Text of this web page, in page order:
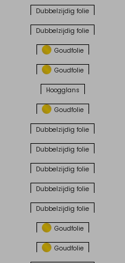
Dubbelzijdig folie
Dubbelzijdig folie
Goudfolie
Goudfolie
Hoogglans
Goudfolie
Dubbelzijdig folie
Dubbelzijdig folie
Dubbelzijdig folie
Dubbelzijdig folie
Dubbelzijdig folie
Goudfolie
Goudfolie